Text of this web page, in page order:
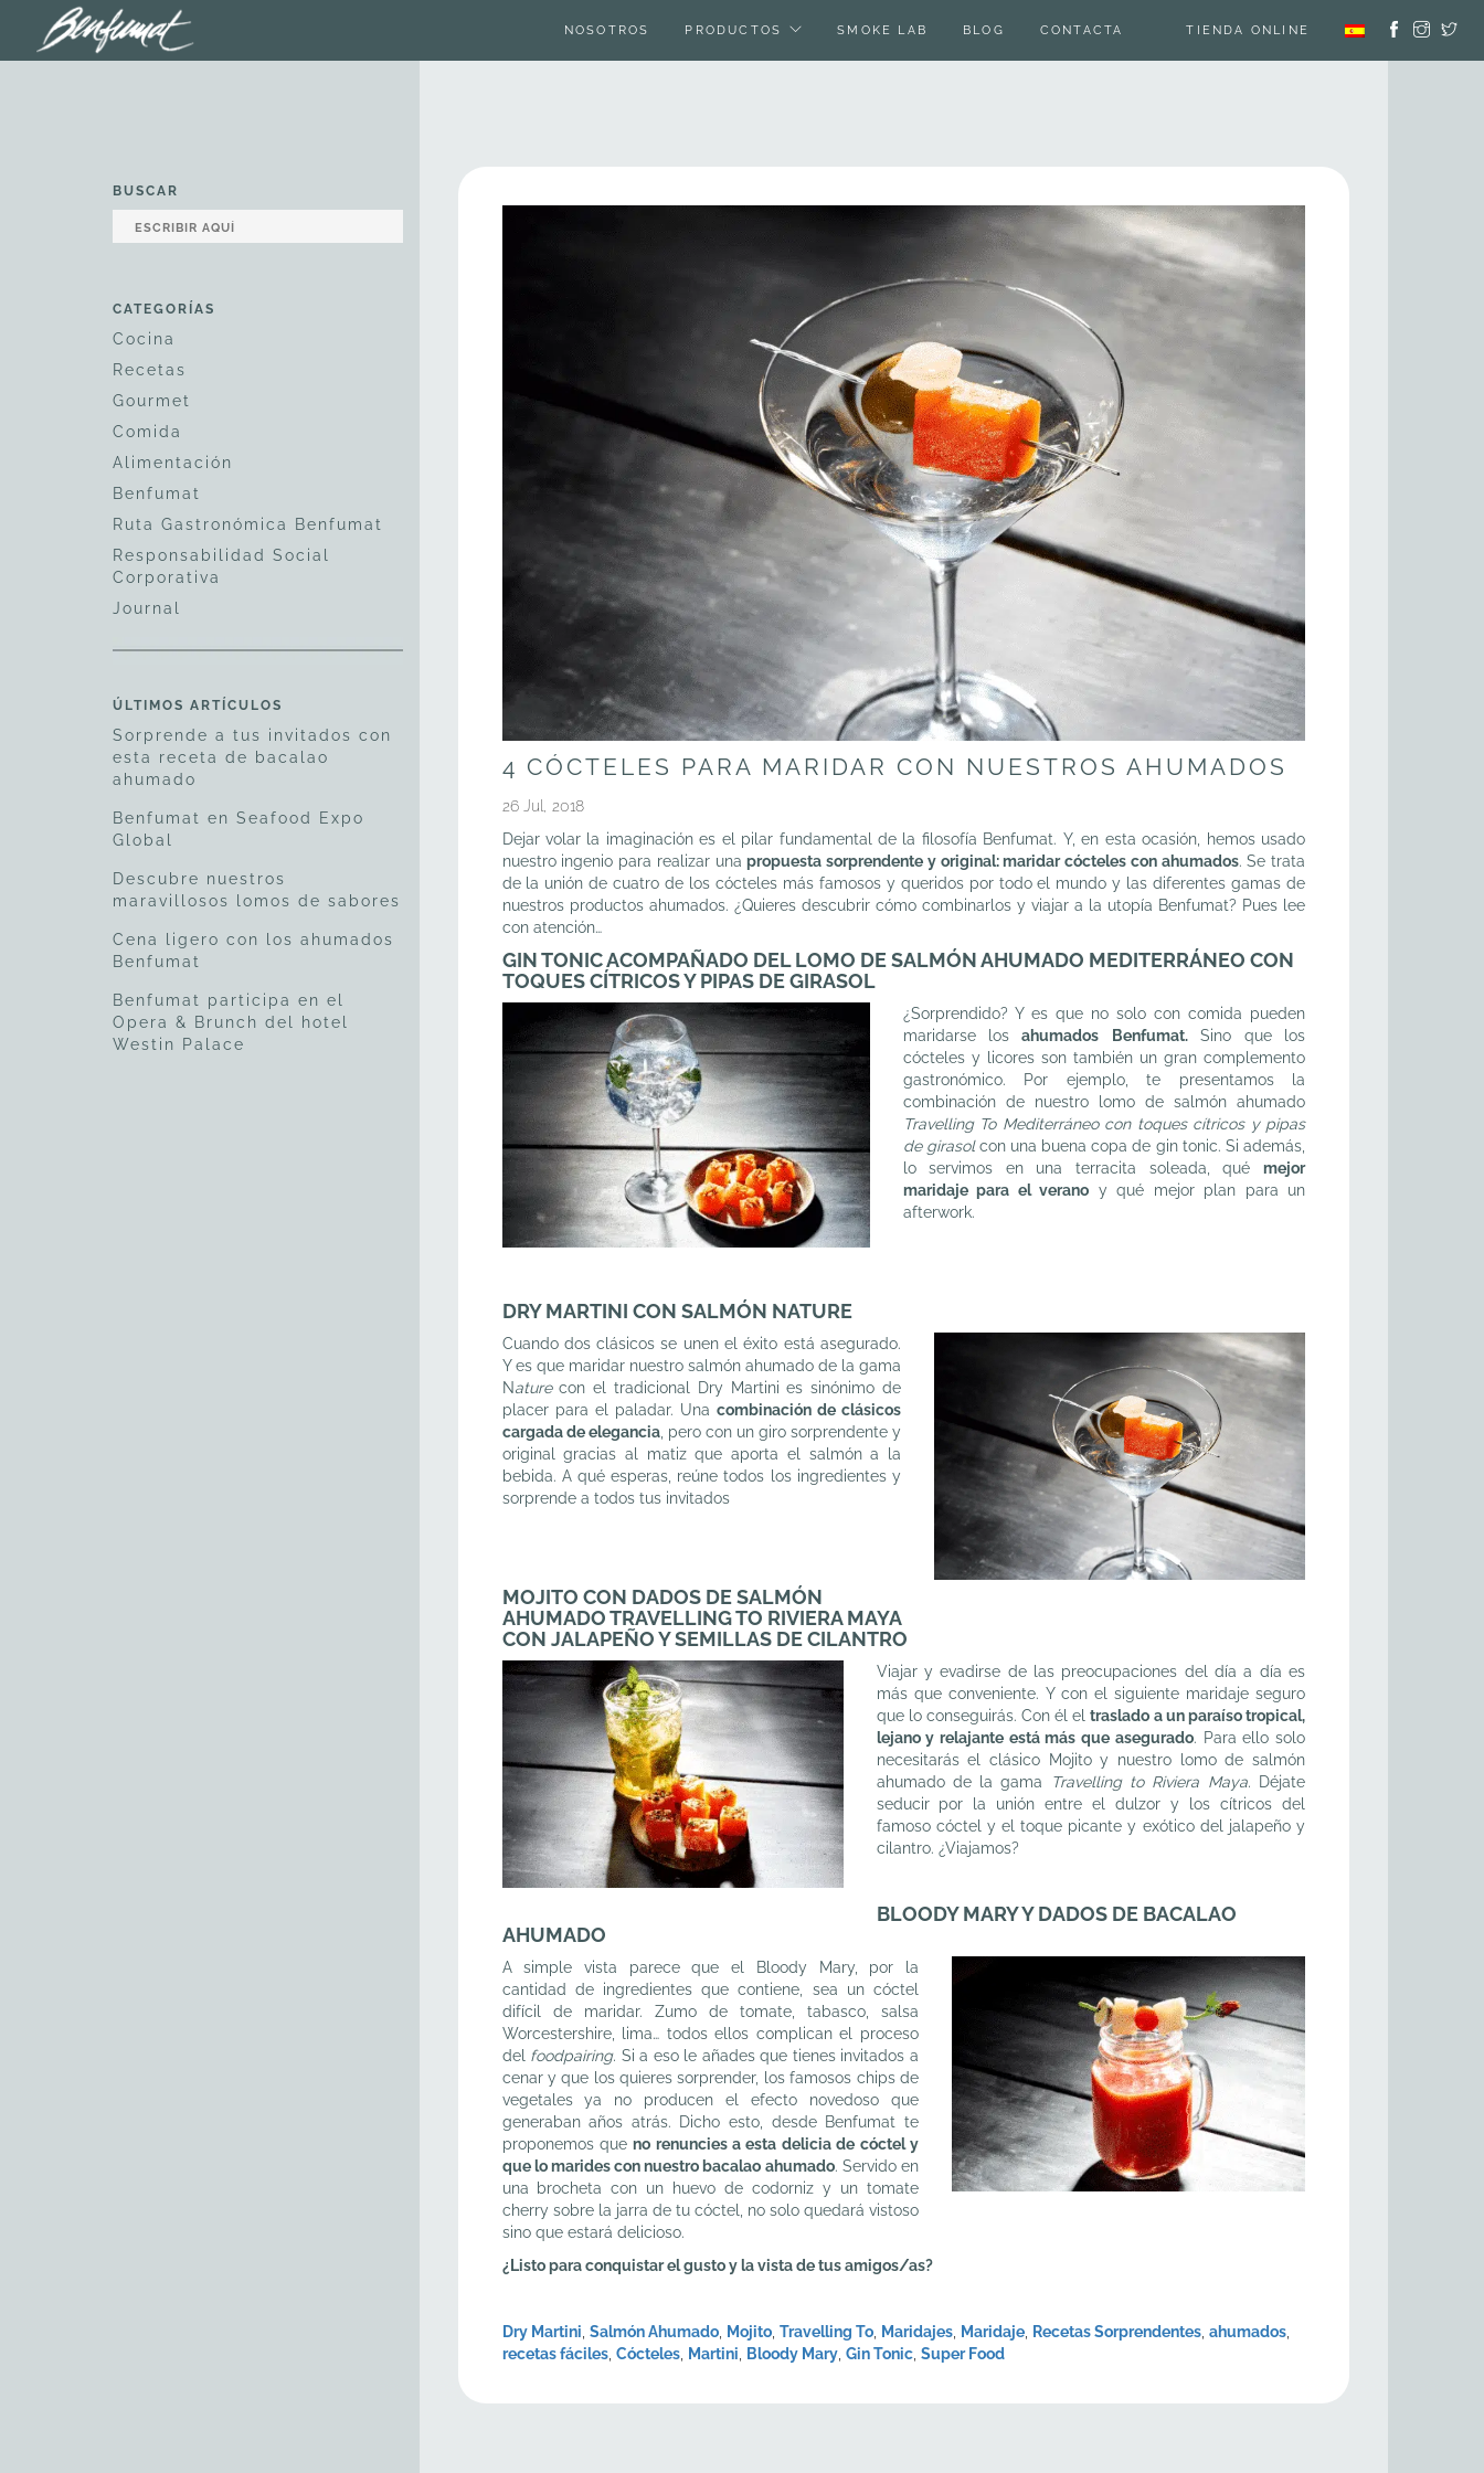
NOSOTROS PRODUCTOS SMOKE LAB BLOG CONTACTA TIENDA ONLINE
BUSCAR
CATEGORÍAS
Cocina
Recetas
Gourmet
Comida
Alimentación
Benfumat
Ruta Gastronómica Benfumat
Responsabilidad Social
Corporativa
Journal
ÚLTIMOS ARTÍCULOS
Sorprende a tus invitados con
esta receta de bacalao
ahumado
Benfumat en Seafood Expo
Global
Descubre nuestros
maravillosos lomos de sabores
Cena ligero con los ahumados
Benfumat
Benfumat participa en el
Opera & Brunch del hotel
Westin Palace
4 CÓCTELES PARA MARIDAR CON NUESTROS AHUMADOS
26 Jul, 2018
Dejar volar la imaginación es el pilar fundamental de la filosofía Benfumat. Y, en esta ocasión, hemos usado
nuestro ingenio para realizar unapropuesta sorprendente y original: maridar cócteles con ahumados. Se trata
de la unión de cuatro de los cócteles más famosos y queridos por todo el mundo y las diferentes gamas de
nuestros productos ahumados. ¿Quieres descubrir cómo combinarlos y viajar a la utopía Benfumat? Pues lee
con atención…
GIN TONIC ACOMPAÑADO DEL LOMO DE SALMÓN AHUMADO MEDITERRÁNEO CON
TOQUES CÍTRICOS Y PIPAS DE GIRASOL
¿Sorprendido? Y es que no solo con comida pueden
maridarse losahumados Benfumat.Sino que los
cócteles y licores son también un gran complemento
gastronómico. Por ejemplo, te presentamos la
combinación de nuestro lomo de salmón ahumado
Travelling To Mediterráneo con toques cítricos y pipas
de girasolcon una buena copa de gin tonic. Si además,
lo servimos en una terracita soleada, qué mejor
maridaje para el verano y qué mejor plan para un
afterwork.
DRY MARTINI CON SALMÓN NATURE
Cuando dos clásicos se unen el éxito está asegurado.
Y es que maridar nuestro salmón ahumado de la gama
Naturecon el tradicional Dry Martini es sinónimo de
placer para el paladar. Una combinación de clásicos
cargada de elegancia, pero con un giro sorprendente y
original gracias al matiz que aporta el salmón a la
bebida. A qué esperas, reúne todos los ingredientes y
sorprende a todos tus invitados
MOJITO CON DADOS DE SALMÓN
AHUMADO TRAVELLING TO RIVIERA MAYA
CON JALAPEÑO Y SEMILLAS DE CILANTRO
Viajar y evadirse de las preocupaciones del día a día es
más que conveniente. Y con el siguiente maridaje seguro
que lo conseguirás. Con él eltraslado a un paraíso tropical,
lejano y relajante está más que asegurado. Para ello solo
necesitarás el clásico Mojito y nuestro lomo de salmón
ahumado de la gama
Travelling to Riviera Maya.
Déjate
seducir por la unión entre el dulzor y los cítricos del
famoso cóctel y el toque picante y exótico del jalapeño y
cilantro. ¿Viajamos?
BLOODY MARY Y DADOS DE BACALAO
AHUMADO
A simple vista parece que el Bloody Mary, por la
cantidad de ingredientes que contiene, sea un cóctel
difícil de maridar. Zumo de tomate, tabasco, salsa
Worcestershire, lima… todos ellos complican el proceso
del foodpairing. Si a eso le añades que tienes invitados a
cenar y que los quieres sorprender, los famosos chips de
vegetales ya no producen el efecto novedoso que
generaban años atrás. Dicho esto, desde Benfumat te
proponemos queno renuncies a esta delicia de cóctel y
que lo marides con nuestro bacalao ahumado. Servido en
una brocheta con un huevo de codorniz y un tomate
cherry sobre la jarra de tu cóctel, no solo quedará vistoso
sino que estará delicioso.
¿Listo para conquistar el gusto y la vista de tus amigos/as?
Dry Martini, Salmón Ahumado, Mojito, Travelling To, Maridajes, Maridaje, Recetas Sorprendentes, ahumados,
recetas fáciles, Cócteles, Martini, Bloody Mary, Gin Tonic, Super Food